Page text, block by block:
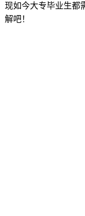
现如今大专毕业生都
解吧！